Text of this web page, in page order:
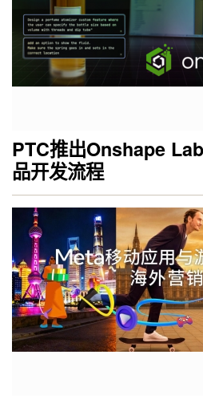
PTC推出Onshape
品开发流程